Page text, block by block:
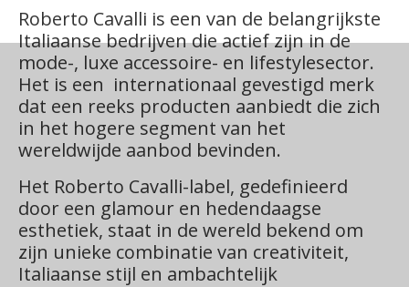
Roberto Cavalli is een van de belangrijkste
Italiaanse bedrijven die actief zijn in de
mode-, luxe accessoire- en lifestylesector.
Het is een internationaal gevestigd merk
dat een reeks producten aanbiedt die zich
in het hogere segment van het
wereldwijde aanbod bevinden.
Het Roberto Cavalli-label, gedefinieerd
door een glamour en hedendaagse
esthetiek, staat in de wereld bekend om
zijn unieke combinatie van creativiteit,
Italiaanse stijl en ambachtelijk